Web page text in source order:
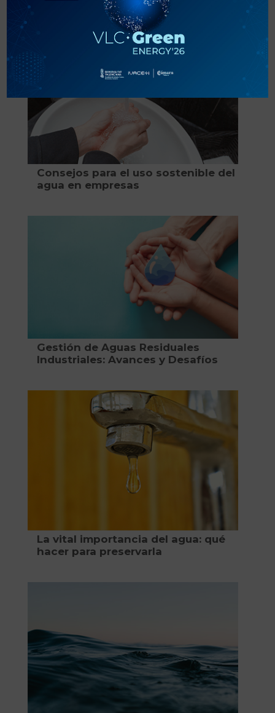
Consejos para el uso sostenible del
agua en empresas
Gestión de Aguas Residuales
Industriales: Avances y Desafíos
La vital importancia del agua: qué
hacer para preservarla